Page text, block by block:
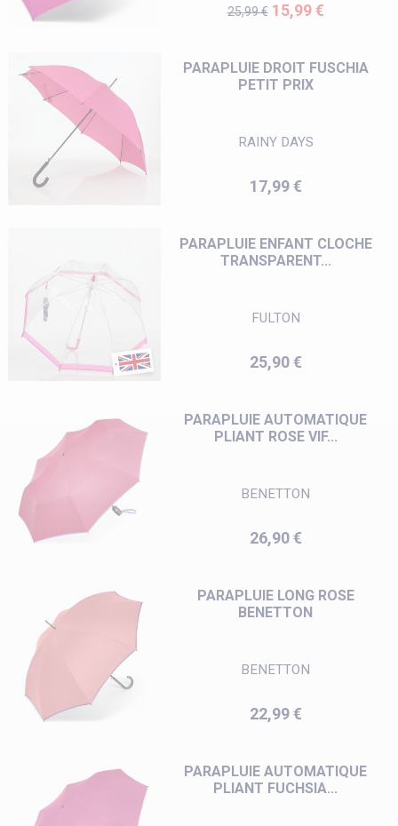
Prix de base
25,99 € Prix
15,99 €
PARAPLUIE DROIT FUSCHIA
PETIT PRIX
RAINY DAYS
Prix
17,99 €
PARAPLUIE ENFANT CLOCHE
TRANSPARENT...
FULTON
Prix
25,90 €
PARAPLUIE AUTOMATIQUE
PLIANT ROSE VIF...
BENETTON
Prix
26,90 €
PARAPLUIE LONG ROSE
BENETTON
BENETTON
Prix
22,99 €
PARAPLUIE AUTOMATIQUE
PLIANT FUCHSIA...